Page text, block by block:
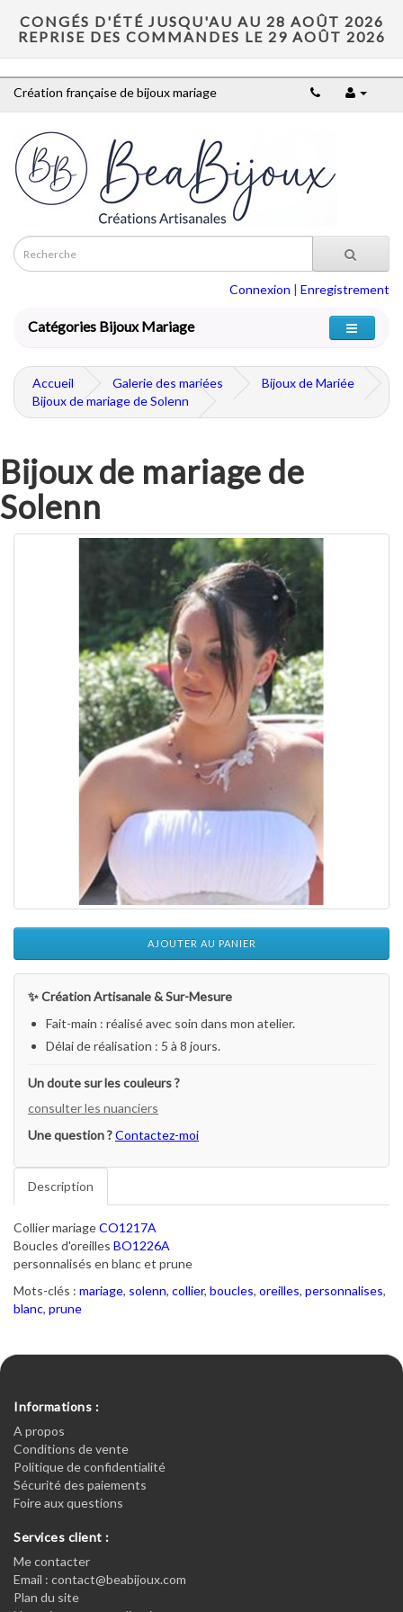
CONGÉS D'ÉTÉ JUSQU'AU AU 28 AOÛT 2026
REPRISE DES COMMANDES LE 29 AOÛT 2026
Création française de bijoux mariage
Connexion | Enregistrement
Catégories Bijoux Mariage
Accueil Galerie des mariées
Bijoux de Mariée
Bijoux de mariage de Solenn
Bijoux de mariage de
Solenn
AJOUTER AU PANIER
✨ Création Artisanale & Sur-Mesure
Fait-main : réalisé avec soin dans mon atelier.
Délai de réalisation : 5 à 8 jours.
Un doute sur les couleurs ?
consulter les nuanciers
Une question ?Contactez-moi
Description
Collier mariageCO1217A
Boucles d'oreilles BO1226A
personnalisés en blanc et prune
Mots-clés : mariage, solenn, collier, boucles, oreilles, personnalises,
blanc, prune
Informations :
A propos
Conditions de vente
Politique de confidentialité
Sécurité des paiements
Foire aux questions
Services client :
Me contacter
Email : contact@beabijoux.com
Plan du site